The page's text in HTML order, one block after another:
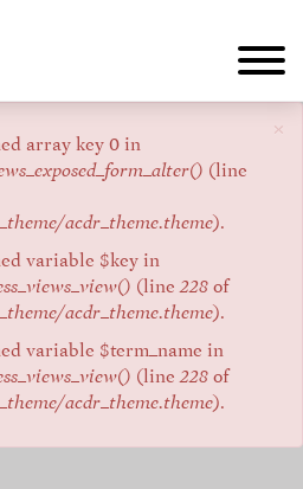
×
array key 0 in
(line
acdr_theme.theme).
variable $key in
(line228 of
acdr_theme.theme).
variable $term_name in
(line228 of
acdr_theme.theme).